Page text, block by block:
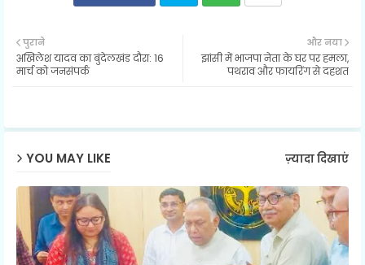
ats
p
और नया
झांसी में भाजपा नेता के घर पर हमला,
पथराव और फायरिंग से दहशत
पुराने
अखिलेश यादव का बुंदेलखंड दौरा: 16
मार्च को जनसंपर्क
YOU MAY LIKE ज़्यादा दिखाएं